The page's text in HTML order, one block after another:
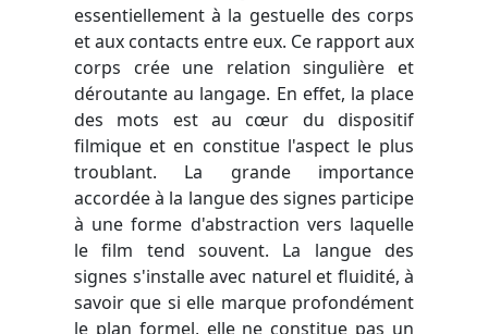
essentiellement à la gestuelle des corps
et aux contacts entre eux. Ce rapport aux
corps crée une relation singulière et
déroutante au langage. En effet, la place
des mots est au cœur du dispositif
filmique et en constitue l'aspect le plus
troublant. La grande importance
accordée à la langue des signes participe
à une forme d'abstraction vers laquelle
le film tend souvent. La langue des
signes s'installe avec naturel et fluidité, à
savoir que si elle marque profondément
le plan formel, elle ne constitue pas un